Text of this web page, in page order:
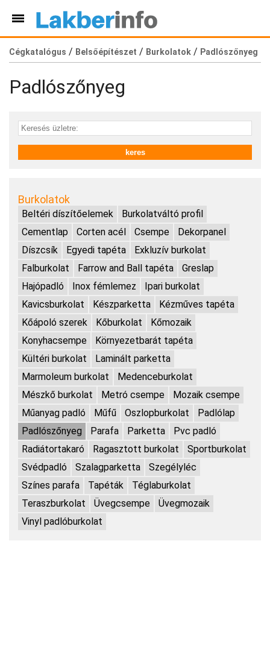
Cégkatalógus / Belsőépítészet / Burkolatok / Padlószőnyeg
Padlószőnyeg
Burkolatok
Beltéri díszítőelemek
Burkolatváltó profil
Cementlap
Corten acél Csempe
Dekorpanel
Díszcsík
Egyedi tapéta
Exkluzív burkolat
Falburkolat
Farrow and Ball tapéta
Greslap
Hajópadló
Inox fémlemez
Ipari burkolat
Kavicsburkolat
Készparketta
Kézműves tapéta
Kőápoló szerek
Kőburkolat
Kőmozaik
Konyhacsempe
Környezetbarát tapéta
Kültéri burkolat
Laminált parketta
Marmoleum burkolat
Medenceburkolat
Mészkő burkolat
Metró csempe
Mozaik csempe
Műanyag padló
Műfű Oszlopburkolat
Padlólap
Padlószőnyeg
Parafa Parketta
Pvc padló
Radiátortakaró
Ragasztott burkolat
Sportburkolat
Svédpadló
Szalagparketta
Szegélyléc
Színes parafa
Tapéták
Téglaburkolat
Teraszburkolat
Üvegcsempe
Üvegmozaik
Vinyl padlóburkolat